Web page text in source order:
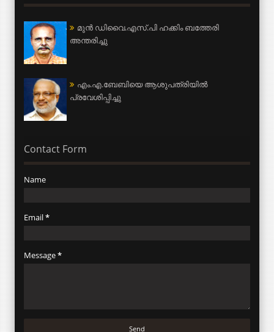
മുന്‍ ഡിവൈ.എസ്.പി ഹക്കിം ബത്തേരി
അന്തരിച്ചു
എം.എ.ബേബിയെ ആശുപത്രിയില്‍
പ്രവേശിപ്പിച്ചു
Contact Form
Name
Email*
Message*